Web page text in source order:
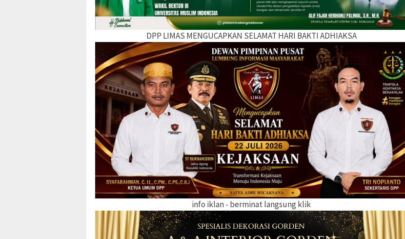
DPP LIMAS MENGUCAPKAN SELAMAT HARI BAKTI ADHIAKSA
info iklan - berminat langsung klik